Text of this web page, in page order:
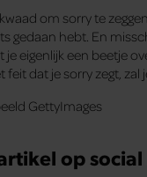
om sorry te
gedaan hebt. En
je eigenlijk een beetje
feit dat je sorry zegt, zal
GettyImages
op